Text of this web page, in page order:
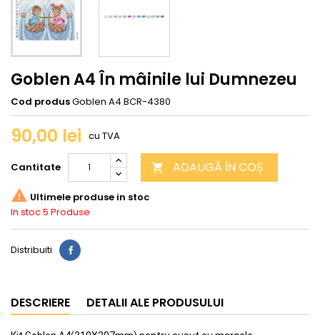
Goblen A4 În mâinile lui Dumnezeu
Cod produsGoblen A4 BCR-4380
90,00 lei cu TVA
Cantitate  ADAUGĂ ÎN COȘ
 Ultimele produse in stoc
In stoc5 Produse
Distribuiti
DESCRIERE DETALII ALE PRODUSULUI